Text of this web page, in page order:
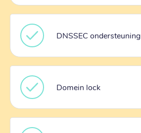
DNSSEC ondersteuning
Domein lock